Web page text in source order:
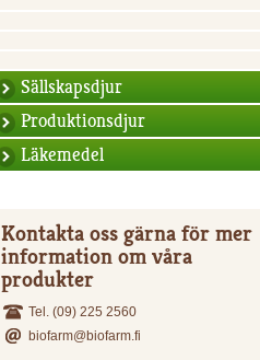
Sällskapsdjur
Produktionsdjur
Läkemedel
Kontakta oss gärna för mer
information om våra
produkter
Tel. (09) 225 2560
biofarm@biofarm.fi